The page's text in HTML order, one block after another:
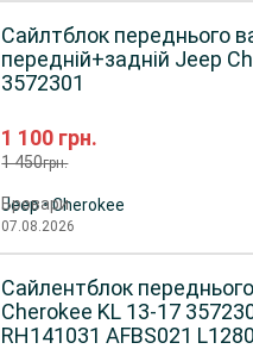
1 100 грн.
1 450грн.
Сайлтблок переднього
передній+задній Jeep
3572301
Jeep • Cherokee
Бровари
07.08.2026
Сайлентблок
Cherokee KL 13-17
RH141031 AFBS021